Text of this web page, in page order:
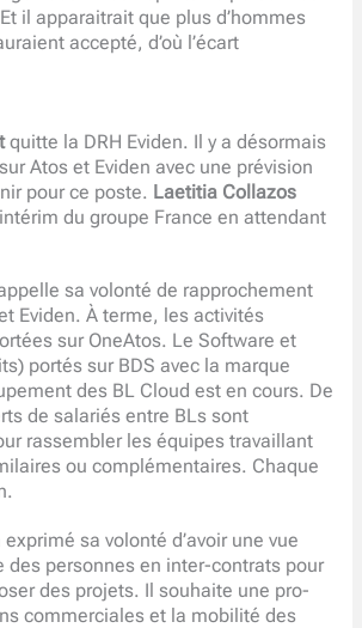
il apparaitrait que plus d’hommes
accepté, d’où l’écart
quitte la DRH Eviden. Il y a désormais
Atos et Eviden avec une prévision
pour ce poste. Laetitia Collazos
du groupe France en attendant
sa volonté de rapprochement
Eviden. À terme, les activités
sur OneAtos. Le Software et
portés sur BDS avec la marque
des BL Cloud est en cours. De
de salariés entre BLs sont
rassembler les équipes travaillant
ou complémentaires. Chaque
sa volonté d’avoir une vue
des personnes en inter-contrats pour
des projets. Il souhaite une pro-
commerciales et la mobilité des